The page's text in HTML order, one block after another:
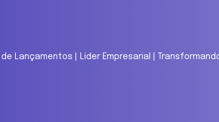
Lançamentos | Líder Empresarial |